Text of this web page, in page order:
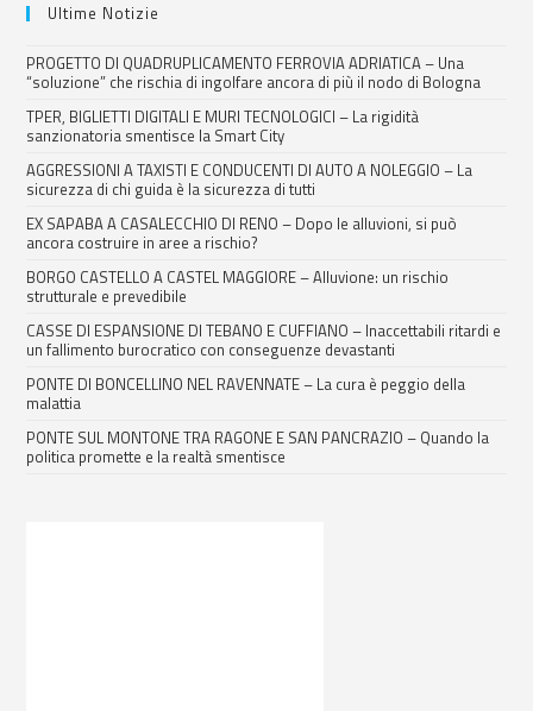
Ultime Notizie
PROGETTO DI QUADRUPLICAMENTO FERROVIA ADRIATICA – Una
“soluzione” che rischia di ingolfare ancora di più il nodo di Bologna
TPER, BIGLIETTI DIGITALI E MURI TECNOLOGICI – La rigidità
sanzionatoria smentisce la Smart City
AGGRESSIONI A TAXISTI E CONDUCENTI DI AUTO A NOLEGGIO – La
sicurezza di chi guida è la sicurezza di tutti
EX SAPABA A CASALECCHIO DI RENO – Dopo le alluvioni, si può
ancora costruire in aree a rischio?
BORGO CASTELLO A CASTEL MAGGIORE – Alluvione: un rischio
strutturale e prevedibile
CASSE DI ESPANSIONE DI TEBANO E CUFFIANO – Inaccettabili ritardi e
un fallimento burocratico con conseguenze devastanti
PONTE DI BONCELLINO NEL RAVENNATE – La cura è peggio della
malattia
PONTE SUL MONTONE TRA RAGONE E SAN PANCRAZIO – Quando la
politica promette e la realtà smentisce